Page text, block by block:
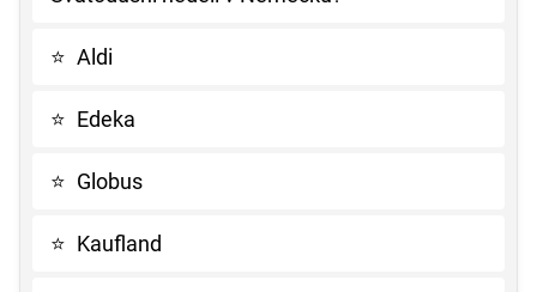
⭐ Aldi
⭐ Edeka
⭐ Globus
⭐ Kaufland